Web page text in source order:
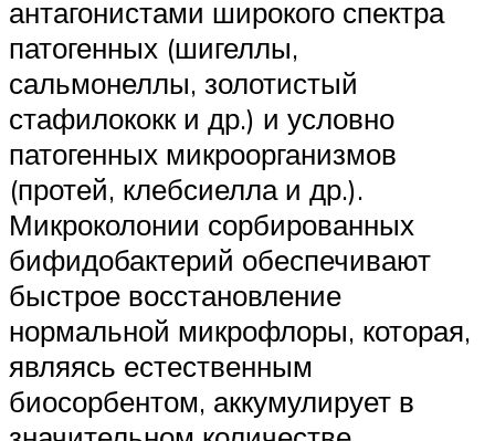
антагонистами широкого спектра
патогенных (шигеллы,
сальмонеллы, золотистый
стафилококк и др.) и условно
патогенных микроорганизмов
(протей, клебсиелла и др.).
Микроколонии сорбированных
бифидобактерий обеспечивают
быстрое восстановление
нормальной микрофлоры, которая,
являясь естественным
биосорбентом, аккумулирует в